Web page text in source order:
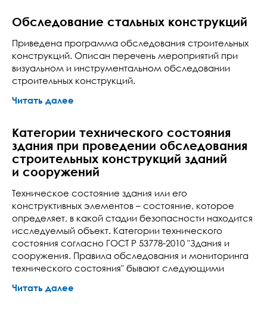
Обследование стальных конструкций
Приведена программа обследования строительных
конструкций. Описан перечень мероприятий при
визуальном и инструментальном обследовании
строительных конструкций.
Читать далее
Категории технического состояния
здания при проведении обследования
строительных конструкций зданий
и сооружений
Техническое состояние здания или его
конструктивных элементов – состояние, которое
определяет, в какой стадии безопасности находится
исследуемый объект. Категории технического
состояния согласно ГОСТ Р 53778-2010 "Здания и
сооружения. Правила обследования и мониторинга
технического состояния" бывают следующими
Читать далее